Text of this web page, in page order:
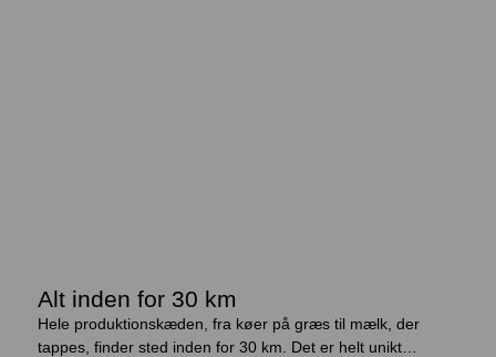
Alt inden for 30 km
Hele produktionskæden, fra køer på græs til mælk, der
tappes, finder sted inden for 30 km. Det er helt unikt…